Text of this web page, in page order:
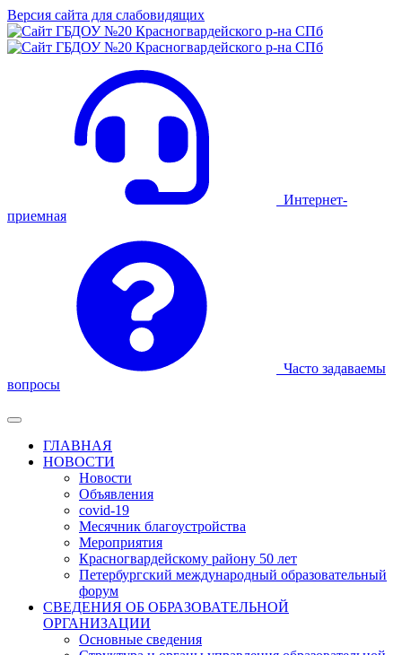
Версия сайта для слабовидящих
Интернет-
приемная
Часто задаваемы
вопросы
ГЛАВНАЯ
НОВОСТИ
Новости
Объявления
covid-19
Месячник благоустройства
Мероприятия
Красногвардейскому району 50 лет
Петербургский международный образовательный
форум
СВЕДЕНИЯ ОБ ОБРАЗОВАТЕЛЬНОЙ
ОРГАНИЗАЦИИ
Основные сведения